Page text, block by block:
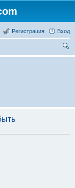
Вход
Регистрация
ои